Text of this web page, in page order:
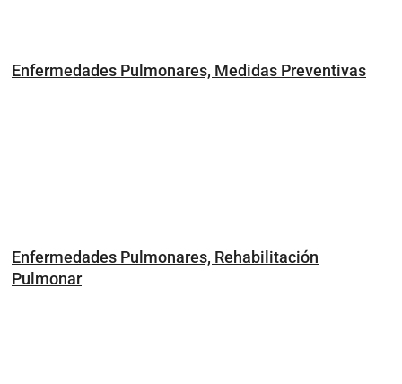
Enfermedades Pulmonares, Medidas Preventivas
Enfermedades Pulmonares, Rehabilitación
Pulmonar